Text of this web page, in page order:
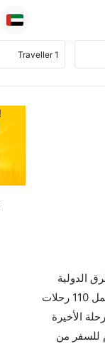
الدولية
والأسعار والأوقات في مكان واحد لجعل تجربتك سهلة ومريحة وإن الخطوط الجوية التي تسير رحلات بين و ليفربول هي 0 يوجد بالمجمل 110 رحلات
الأخيرة
للسفر من